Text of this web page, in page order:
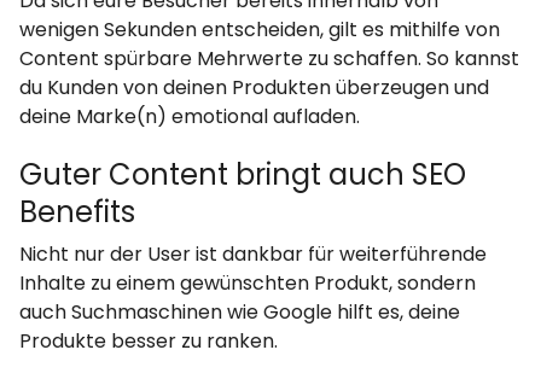
wenigen Sekunden entscheiden, gilt es mithilfe von
Content spürbare Mehrwerte zu schaffen. So kannst
du Kunden von deinen Produkten überzeugen und
deine Marke(n) emotional aufladen.
Guter Content bringt auch SEO
Benefits
Nicht nur der User ist dankbar für weiterführende
Inhalte zu einem gewünschten Produkt, sondern
auch Suchmaschinen wie Google hilft es, deine
Produkte besser zu ranken.